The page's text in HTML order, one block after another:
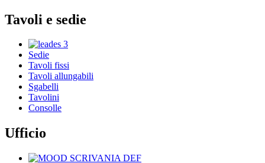
Tavoli e sedie
Sedie
Tavoli fissi
Tavoli allungabili
Sgabelli
Tavolini
Consolle
Ufficio